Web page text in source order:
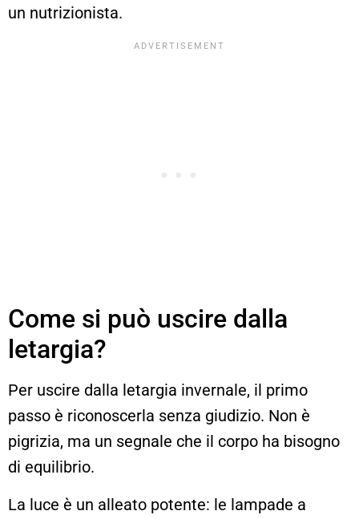
un nutrizionista.
Come si può uscire dalla
letargia?
Per uscire dalla letargia invernale, il primo
passo è riconoscerla senza giudizio. Non è
pigrizia, ma un segnale che il corpo ha bisogno
di equilibrio.
La luce è un alleato potente: le lampade a